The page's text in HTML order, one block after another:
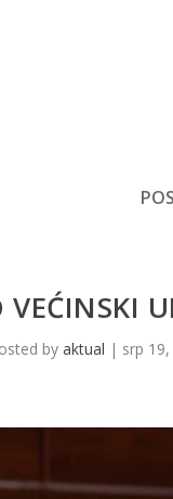
by aktual | srp